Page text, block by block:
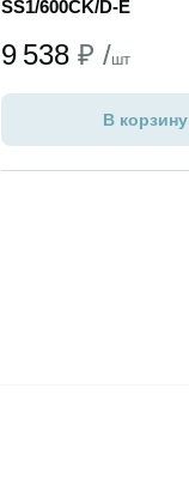
SS1/600CK/D-E
9 538 ₽ /шт
В корзину